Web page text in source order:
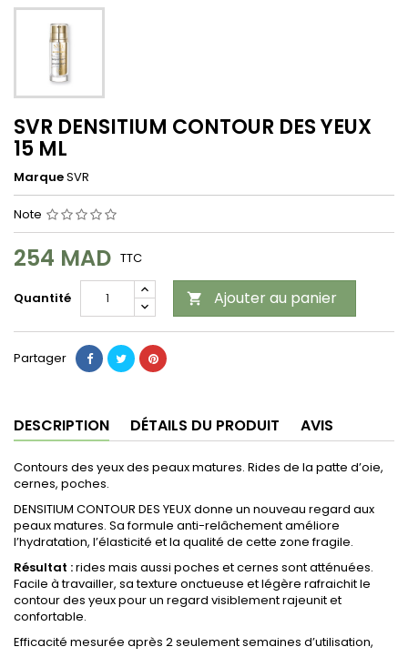
SVR DENSITIUM CONTOUR DES YEUX
15 ML
MarqueSVR
Note
254 MAD TTC
Quantité  Ajouter au panier
Partager
DESCRIPTION DÉTAILS DU PRODUIT AVIS
Contours des yeux des peaux matures. Rides de la patte d’oie,
cernes, poches.
DENSITIUM CONTOUR DES YEUX donne un nouveau regard aux
peaux matures. Sa formule anti-relâchement améliore
l’hydratation, l’élasticité et la qualité de cette zone fragile.
Résultat :rides mais aussi poches et cernes sont atténuées.
Facile à travailler, sa texture onctueuse et légère rafraichit le
contour des yeux pour un regard visiblement rajeunit et
confortable.
Efficacité mesurée après 2 seulement semaines d’utilisation,